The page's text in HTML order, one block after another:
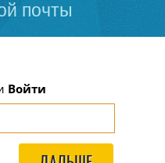
почты
Войти